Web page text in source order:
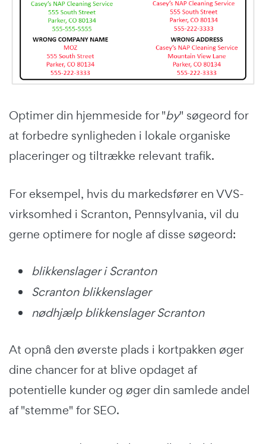
Optimer din hjemmeside for "by" søgeord for
at forbedre synligheden i lokale organiske
placeringer og tiltrække relevant trafik.
For eksempel, hvis du markedsfører en VVS-
virksomhed i Scranton, Pennsylvania, vil du
gerne optimere for nogle af disse søgeord:
blikkenslager i Scranton
Scranton blikkenslager
nødhjælp blikkenslager Scranton
At opnå den øverste plads i kortpakken øger
dine chancer for at blive opdaget af
potentielle kunder og øger din samlede andel
af "stemme" for SEO.